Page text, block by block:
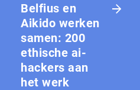
Belfius en
Aikido werken
samen: 200
ethische ai-
hackers aan
het werk